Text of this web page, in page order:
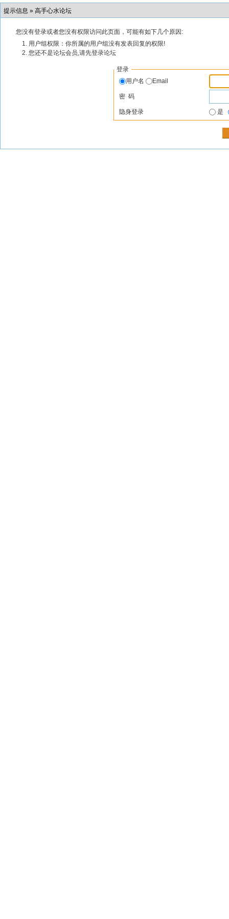
提示信息 » 高手心水论坛
您没有登录或者您没有权限访问此页面，可能有如下几个原因:
用户组权限：你所属的用户组没有发表回复的权限!
您还不是论坛会员,请先登录论坛
登录
用户名
Email
密 码
隐身登录 是